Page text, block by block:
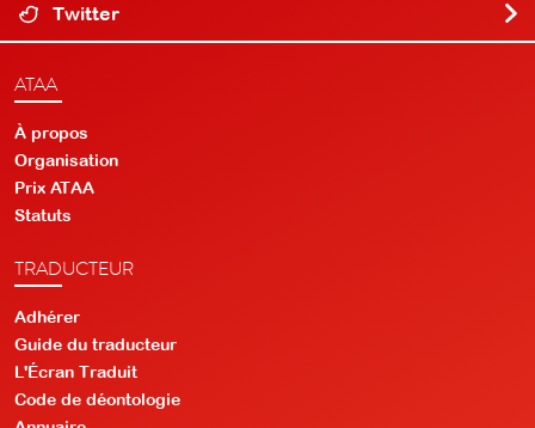
Twitter
ATAA
À propos
Organisation
Prix ATAA
Statuts
TRADUCTEUR
Adhérer
Guide du traducteur
L'Écran Traduit
Code de déontologie